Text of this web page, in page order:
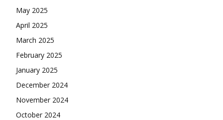
May 2025
April 2025
March 2025
February 2025
January 2025
December 2024
November 2024
October 2024